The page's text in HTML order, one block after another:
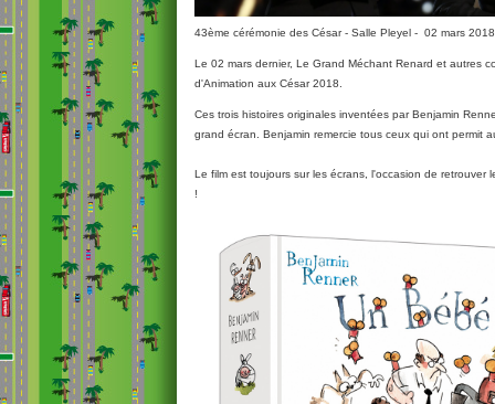
43ème cérémonie des César - Salle Pleyel - 02 mars 2018
Le 02 mars dernier, Le Grand Méchant Renard et autres
d'Animation aux César 2018.
Ces trois histoires originales inventées par Benjamin
grand écran. Benjamin remercie tous ceux qui ont permit
Le film est toujours sur les écrans, l'occasion de
!